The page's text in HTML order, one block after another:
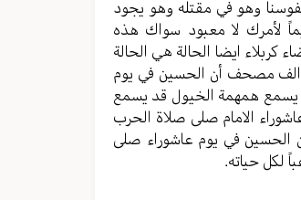
وهو في مقتله وهو يجود
لأمرك لا معبود سواك هذه
كربلاء ايضا الحالة هي الحالة
الف مصحف أن الحسين في يوم
يسمع همهمة الخيول قد يسمع
الامام صلى صلاة الحرب
الحسين في يوم عاشوراء صلى
لكل حياته.